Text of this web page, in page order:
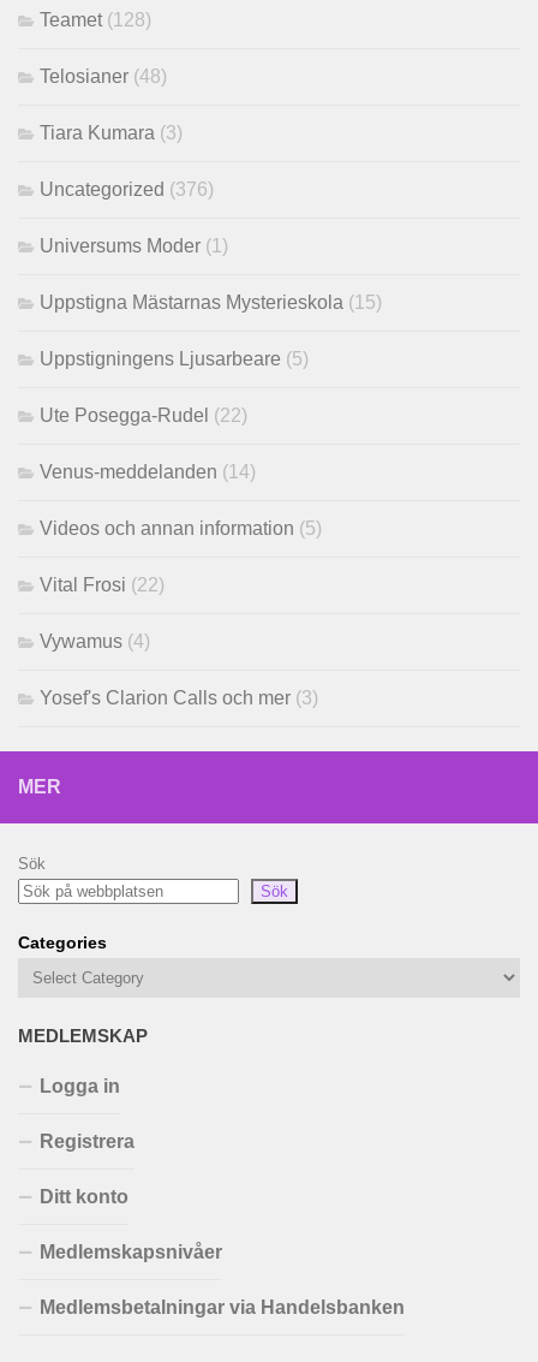
Teamet (128)
Telosianer (48)
Tiara Kumara (3)
Uncategorized (376)
Universums Moder (1)
Uppstigna Mästarnas Mysterieskola (15)
Uppstigningens Ljusarbeare (5)
Ute Posegga-Rudel (22)
Venus-meddelanden (14)
Videos och annan information (5)
Vital Frosi (22)
Vywamus (4)
Yosef's Clarion Calls och mer (3)
MER
Sök
Sök
Categories
MEDLEMSKAP
Logga in
Registrera
Ditt konto
Medlemskapsnivåer
Medlemsbetalningar via Handelsbanken